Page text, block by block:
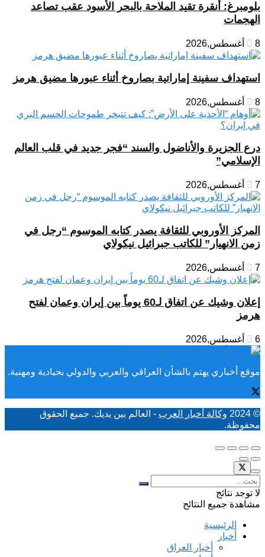
بلومبرغ: أنقرة تقيد الملاحة بالبحر الأسود عقب تصاعد
الهجمات
8 أغسطس,2026
استهداف سفينة إماراتية بصاروخ أثناء عبورها مضيق هرمز
8 أغسطس,2026
درع الجزيرة والأناضول والسند “فجر جديد في قلب العالم
الإسلامي”
7 أغسطس,2026
المركز الأوروبي للثقافة يصدر كتابه الموسوم “رجل في
زمن الانهيار” للكاتب جبرائيل نيكولاي
7 أغسطس,2026
إعلان وشيك عن اتفاق لـ60 يوماً بين إيران وعمان لفتح
هرمز
6 أغسطس,2026
موقع أخباري يهتم بالشأن العراقي والعربي والدولي بحيادية ومهنية.
© 2024 وكالة أخبار العرب - العالم بين يديك. جميع الحقوق
محفوظة.
لا توجد نتائج
مشاهدة جميع النتائح
الرئيسية
أخبار
أخبار العراق